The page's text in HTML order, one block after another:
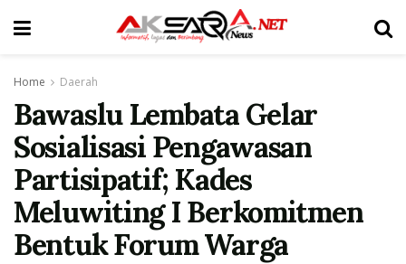
Home Daerah
Bawaslu Lembata Gelar
Sosialisasi Pengawasan
Partisipatif; Kades
Meluwiting I Berkomitmen
Bentuk Forum Warga